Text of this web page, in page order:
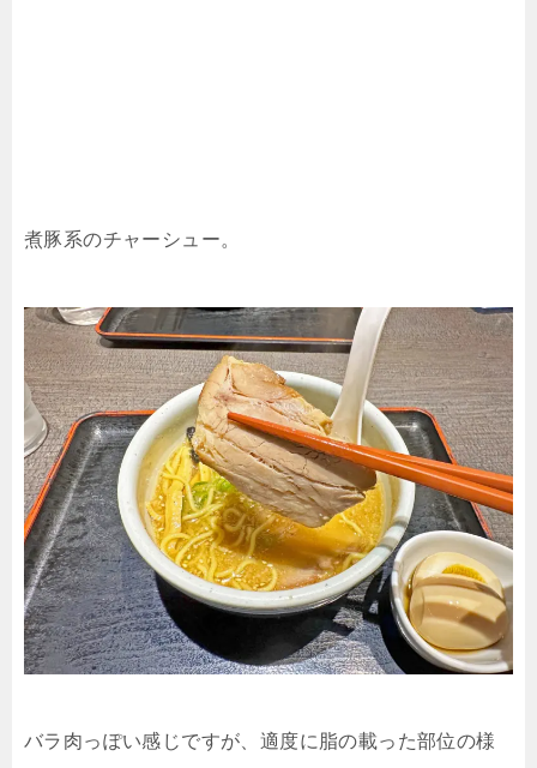
煮豚系のチャーシュー。
バラ肉っぽい感じですが、適度に脂の載った部位の様